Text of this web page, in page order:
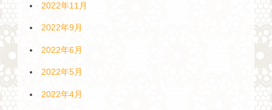
2022年11月
2022年9月
2022年6月
2022年5月
2022年4月